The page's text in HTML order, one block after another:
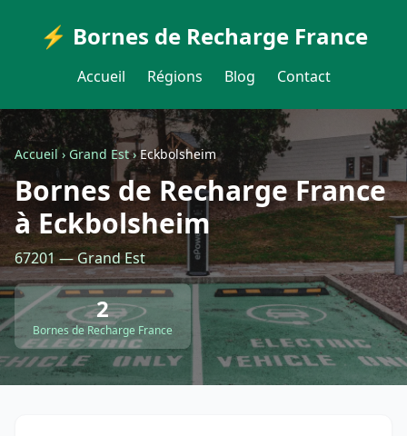
⚡ Bornes de Recharge France
Accueil Régions Blog Contact
Accueil›Grand Est›Eckbolsheim
Bornes de Recharge France
à Eckbolsheim
67201 — Grand Est
2
Bornes de Recharge France